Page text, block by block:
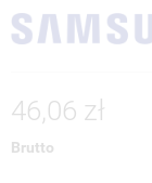
46,06 zł
Brutto